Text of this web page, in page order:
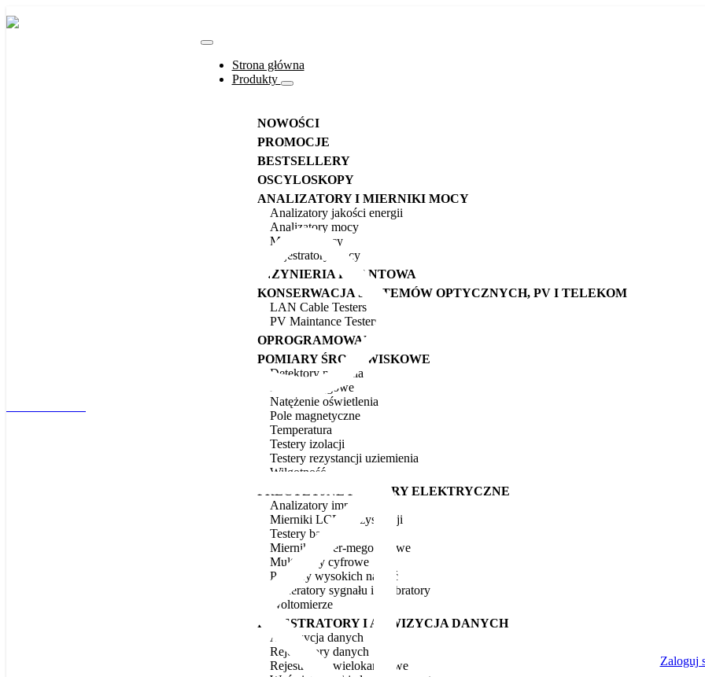
Strona główna
Produkty
NOWOŚCI
PROMOCJE
BESTSELLERY
OSCYLOSKOPY
ANALIZATORY I MIERNIKI MOCY
Analizatory jakości energii
Analizatory mocy
Mierniki mocy
Rejestratory mocy
INŻYNIERIA KWANTOWA
KONSERWACJA SYSTEMÓW OPTYCZNYCH, PV I TELEKOM
LAN Cable Testers
PV Maintance Testers
OPROGRAMOWANIE
POMIARY ŚRODOWISKOWE
Detektory napięcia
Mierniki cęgowe
Natężenie oświetlenia
Pole magnetyczne
Temperatura
Testery izolacji
Testery rezystancji uziemienia
Wilgotność
PRECYZYJNE POMIARY ELEKTRYCZNE
Analizatory impedancji
Mierniki LCR i rezystancji
Testery baterii
Mierniki super-megoomowe
Multimetry cyfrowe
Pomiary wysokich napięć
Generatory sygnału i kalibratory
Woltomierze
REJESTRATORY I AKWIZYCJA DANYCH
Akwizycja danych
Rejestratory danych
Rejestratory wielokanałowe
Zaloguj